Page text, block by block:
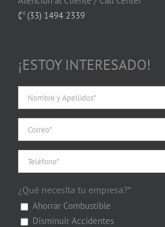
(33) 1494 2339
¡ESTOY INTERESADO!
¿Qué necesita tu empresa?*
Ahorrar Combustible
Disminuir Accidentes